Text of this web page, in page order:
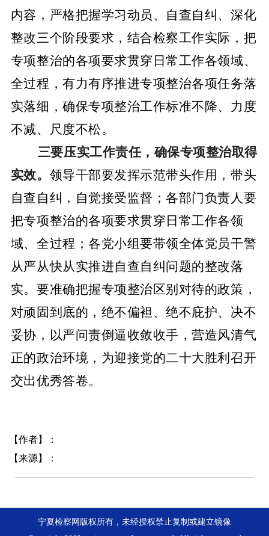
内容，严格把握学习动员、自查自纠、深化
整改三个阶段要求，结合检察工作实际，把
专项整治的各项要求贯穿日常工作各领域、
全过程，有力有序推进专项整治各项任务落
实落细，确保专项整治工作标准不降、力度
不减、尺度不松。
三要压实工作责任，确保专项整治取得
实效。 领导干部要发挥示范带头作用，带头
自查自纠，自觉接受监督；各部门负责人要
把专项整治的各项要求贯穿日常工作各领
域、全过程；各党小组要带领全体党员干警
从严从快从实推进自查自纠问题的整改落
实。要准确把握专项整治区别对待的政策，
对顽固到底的，绝不偏袒、绝不庇护、决不
妥协，以严问责倒逼收敛收手，营造风清气
正的政治环境，为迎接党的二十大胜利召开
交出优秀答卷。
【作者】：
【来源】：
宁夏检察网版权所有，未经授权禁止复制或建立镜像